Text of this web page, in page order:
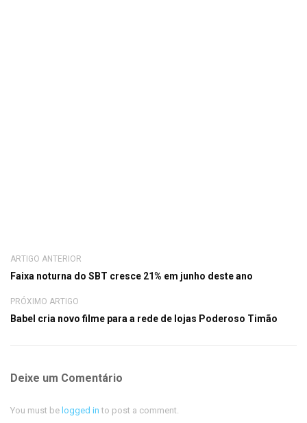
ARTIGO ANTERIOR
Faixa noturna do SBT cresce 21% em junho deste ano
PRÓXIMO ARTIGO
Babel cria novo filme para a rede de lojas Poderoso Timão
Deixe um Comentário
You must be logged in to post a comment.